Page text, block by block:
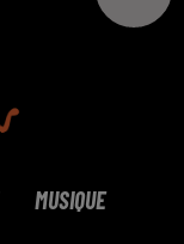
MUSIQUE